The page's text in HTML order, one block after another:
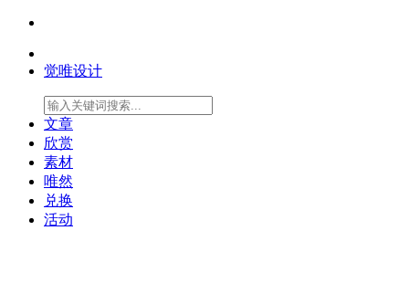
觉唯设计
文章
欣赏
素材
唯然
兑换
活动